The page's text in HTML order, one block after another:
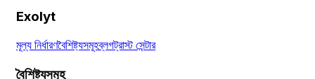
Exolyt
মূল্য নির্ধারণবৈশিষ্ট্যসমূহব্লগট্রাস্ট সেন্টার
বৈশিষ্ট্যসমূহ